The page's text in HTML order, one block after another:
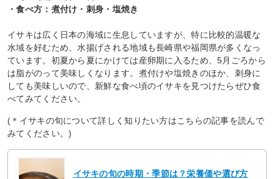
・食べ方：煮付け・刺身・塩焼き
イサキは広く日本の海域に生息していますが、特に比較的温暖な
水域を好むため、水揚げされる地域も長崎県や福岡県が多くなっ
ています。初夏から夏にかけては産卵期に入るため、5月ごろから
は脂がのって美味しくなります。煮付けや塩焼きのほか、刺身に
しても美味しいので、新鮮な食べ頃のイサキを見つけたらぜひ食
べてみてください。
(＊イサキの旬について詳しく知りたい方はこちらの記事を読んで
みてください。)
イサキの旬の時期・季節は？栄養価や選び方